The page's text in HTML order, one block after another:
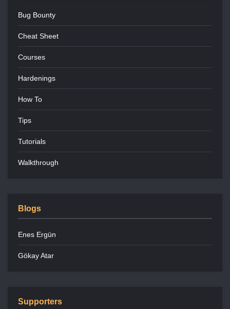
Bug Bounty
Cheat Sheet
Courses
Hardenings
How To
Tips
Tutorials
Walkthrough
Blogs
Enes Ergün
Gökay Atar
Supporters